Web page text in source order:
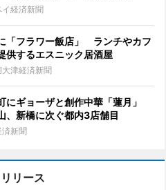
イ経済新聞
「フラワー飯店」 ランチやカフ
供するエスニック居酒屋
津経済新聞
にギョーザと創作中華「蓮月」
、新橋に次ぐ都内3店舗目
新聞
リース